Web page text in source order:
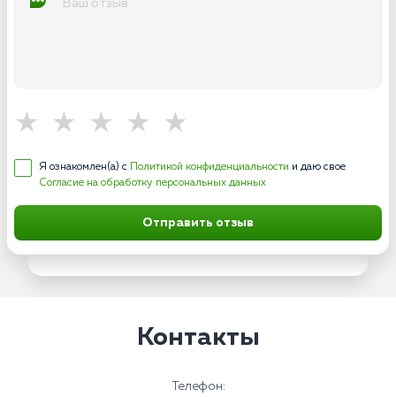
Я ознакомлен(а) с Политикой конфиденциальности и даю свое
Согласие на обработку персональных данных
Отправить отзыв
Контакты
Телефон: